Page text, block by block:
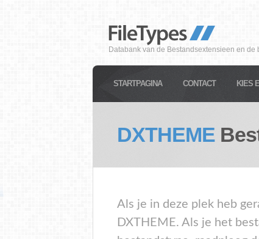
Databank van de Bestandsextensieen en de
STARTPAGINA CONTACT KIES
DXTHEME
Als je in deze plek heb
DXTHEME. Als je het